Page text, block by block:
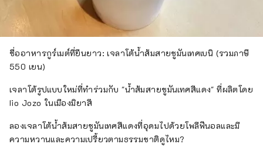
ชื่ออาหารกูร์เมต์ที่ยืนยาว: เจลาโต้น้ำส้มสายชูมันเทศเบนิ (รวมภาษี
550 เยน)
เจลาโต้รูปแบบใหม่ที่ทำร่วมกับ "น้ำส้มสายชูมันเทศสีแดง" ที่ผลิตโดย
Iio Jozo ในเมืองมิยาสึ
ลองเจลาโต้น้ำส้มสายชูมันเทศสีแดงที่อุดมไปด้วยโพลีฟีนอลและมี
ความหวานและความเปรี้ยวตามธรรมชาติดูไหม?